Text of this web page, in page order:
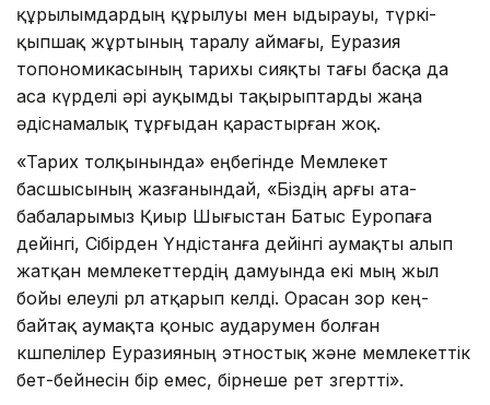
құрылымдардың құрылуы мен ыдырауы, түркі-
қыпшақ жұртының таралу аймағы, Еуразия
топономикасының тарихы сияқты тағы басқа да
аса күрделі әрі ауқымды тақырыптарды жаңа
әдіснамалық тұрғыдан қарастырған жоқ.
«Тарих толқынында» еңбегінде Мемлекет
басшысының жазғанындай, «Біздің арғы ата-
бабаларымыз Қиыр Шығыстан Батыс Еуропаға
дейінгі, Сібірден Үндістанға дейінгі аумақты алып
жатқан мемлекеттердің дамуында екі мың жыл
бойы елеулі рөл атқарып келді. Орасан зор кең-
байтақ аумақта қоныс аударумен болған
көшпелілер Еуразияның этностық және мемлекеттік
бет-бейнесін бір емес, бірнеше рет өзгертті».